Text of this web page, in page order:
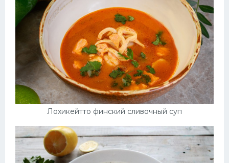
Лохикейтто финский сливочный суп